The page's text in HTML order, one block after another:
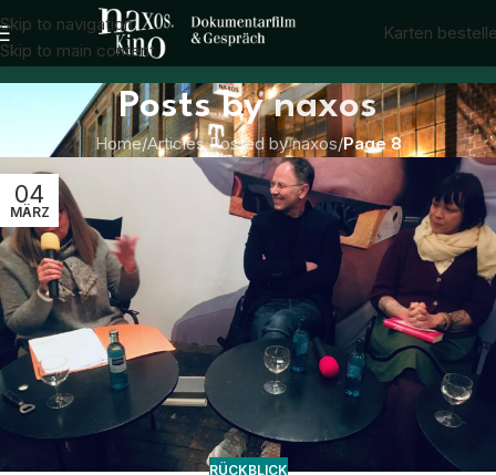
Skip to navigation
Skip to main content
Karten
Posts bynaxos
Home/Articles Posted by naxos/Page 8
04
MÄRZ
RÜCKBLICK